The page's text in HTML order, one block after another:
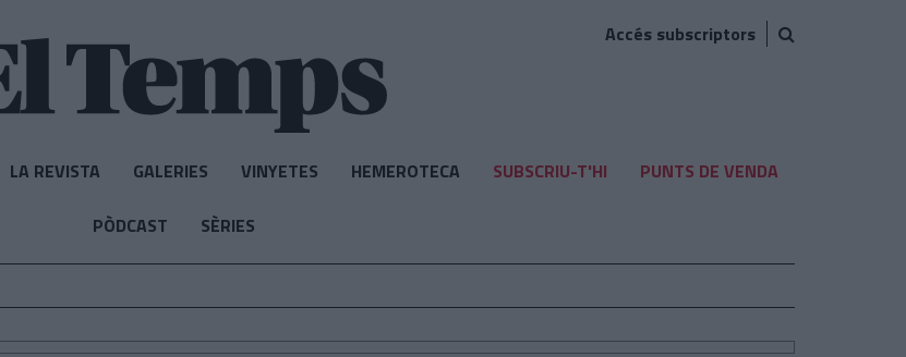
Accés subscriptors
LA REVISTA GALERIES VINYETES HEMEROTECA SUBSCRIU-T'HI PUNTS DE VENDA
PÒDCAST SÈRIES